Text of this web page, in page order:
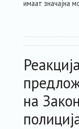
имаат значајна
на